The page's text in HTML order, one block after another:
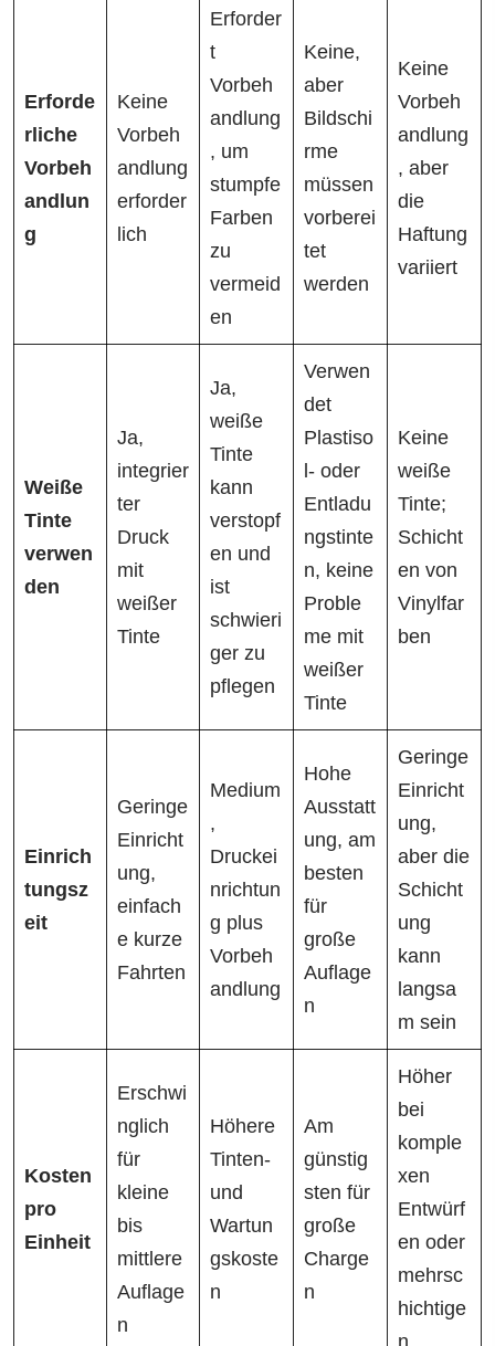
Erforde
rliche
Vorbeh
andlun
g
Keine
Vorbeh
andlung
erforder
lich
Erforder
t
Vorbeh
andlung
, um
stumpfe
Farben
zu
vermeid
en
Keine,
aber
Bildschi
rme
müssen
vorberei
tet
werden
Keine
Vorbeh
andlung
, aber
die
Haftung
variiert
Weiße
Tinte
verwen
den
Ja,
integrier
ter
Druck
mit
weißer
Tinte
Ja,
weiße
Tinte
kann
verstopf
en und
ist
schwieri
ger zu
pflegen
Verwen
det
Plastiso
l- oder
Entladu
ngstinte
n, keine
Proble
me mit
weißer
Tinte
Keine
weiße
Tinte;
Schicht
en von
Vinylfar
ben
Einrich
tungsz
eit
Geringe
Einricht
ung,
einfach
e kurze
Fahrten
Medium
,
Druckei
nrichtun
g plus
Vorbeh
andlung
Hohe
Ausstatt
ung, am
besten
für
große
Auflage
n
Geringe
Einricht
ung,
aber die
Schicht
ung
kann
langsa
m sein
Kosten
pro
Einheit
Erschwi
nglich
für
kleine
bis
mittlere
Auflage
n
Höhere
Tinten-
und
Wartun
gskoste
n
Am
günstig
sten für
große
Charge
n
Höher
bei
komple
xen
Entwürf
en oder
mehrsc
hichtige